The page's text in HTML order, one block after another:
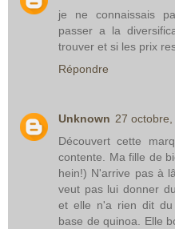
je ne connaissais
passer a la
trouver et si les prix
Répondre
Unknown 27
Découvert cette
contente. Ma fille de
hein!) N'arrive pas à
veut pas lui donner
et elle n'a rien dit
base de quinoa. Elle